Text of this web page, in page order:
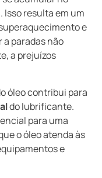
resulta em um
e
a paradas não
a prejuízos
óleo contribui para
do lubrificante.
para uma
o óleo atenda às
e